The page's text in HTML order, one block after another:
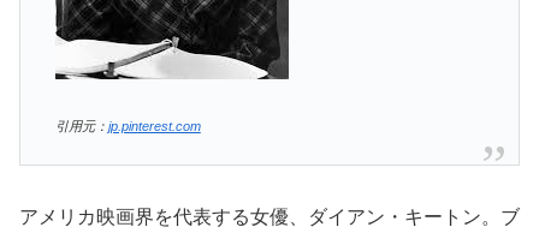
引用元： jp.pinterest.com
アメリカ映画界を代表する女優、ダイアン・キートン。ブ